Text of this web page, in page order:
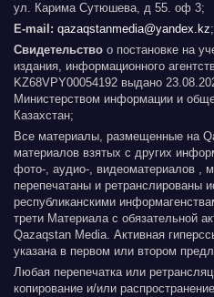
ул. Карима Сутюшева, д 55. оф 3;
E-mail: qazaqstanmedia@yandex.kz;
Свидетельство о постановке на
издания, информационного
KZ68VPY00054192 выдано
Министерством информации и
Казахстан;
Все материалы, размещенные на
материалов взятых с других
фото-, аудио-, видеоматериалов ,
перепечатаны и ретранслированы
республиканскими
трети Материала с обязательной
Qazaqstan Media. Активная
указана в первом или втором
Любая перепечатка или
копирование и/или